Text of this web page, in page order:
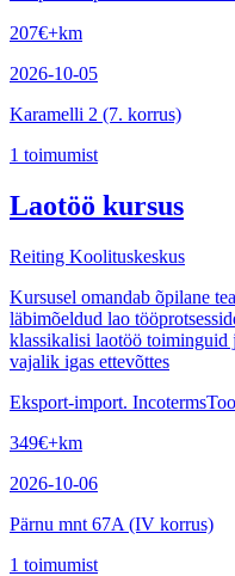
207€+km
2026-10-05
Karamelli 2 (7. korrus)
1 toimumist
Laotöö kursus
Reiting Koolituskeskus
Kursusel omandab õpilane
läbimõeldud lao
klassikalisi laotöö toiminguid
vajalik igas ettevõttes
Eksport-import. Incoterms
349€+km
2026-10-06
Pärnu mnt 67A (IV korrus)
1 toimumist